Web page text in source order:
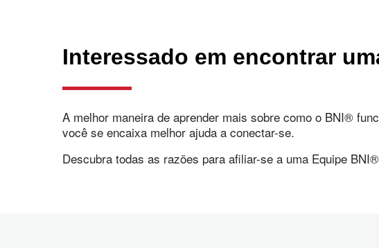
Interessado em encontrar
A melhor maneira de aprender mais sobre como o BNI®
você se encaixa melhor ajuda a conectar-se.
Descubra todas as razões para afiliar-se a uma Equipe